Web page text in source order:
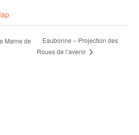
Marne de
Eaubonne – Projection des
Roues de l’avenir